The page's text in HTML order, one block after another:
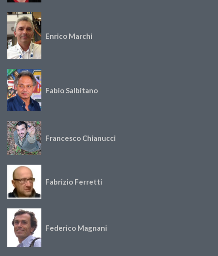
Enrico Marchi
Fabio Salbitano
Francesco Chianucci
Fabrizio Ferretti
Federico Magnani